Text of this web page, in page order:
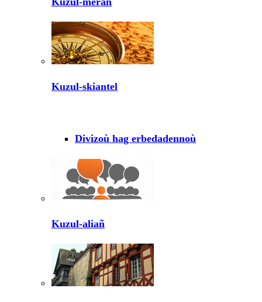
Kuzul-skiantel
Divizoù hag erbedadennoù
Kuzul-aliañ